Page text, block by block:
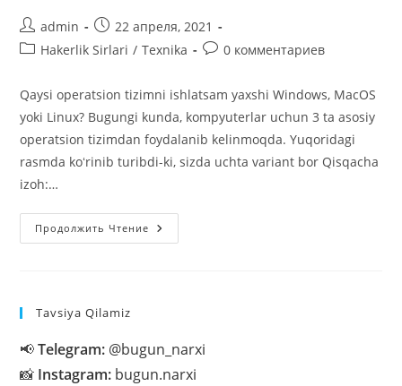
Автор
записи:
admin
Запись
опубликована:
22 апреля, 2021
Рубрика
Hakerlik Sirlari / Texnika
Комментарии
0 комментариев
Qaysi operatsion tizimni ishlatsam yaxshi Windows, MacOS
yoki Linux? Bugungi kunda, kompyuterlar uchun 3 ta asosiy
operatsion tizimdan foydalanib kelinmoqda. Yuqoridagi
rasmda koʻrinib turibdi-ki, sizda uchta variant bor Qisqacha
izoh:…
Продолжить Чтение Qaysi
Operatsion
Tavsiya Qilamiz
📢Telegram: @bugun_narxi
📸 Instagram: bugun.narxi